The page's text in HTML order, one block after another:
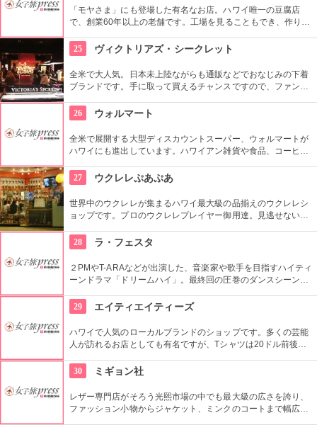
「モヤさま」にも登場した有名なお店。ハワイ唯一の豆腐店
で、創業60年以上の老舗です。工場を見ることもでき、作りた
品で、パイナップル味やイチゴ味、チョコレート味などもあ
り、一度試してみたいですね。
25 ヴィクトリアズ・シークレット
全米で大人気。日本未上陸ながらも通販などでおなじみの下着
ブランドです。手に取って買えるチャンスですので、ファンの
チェックしてみたいですね。日本の下着のように、お手ごろ価
格で買えそうです。
26 ウォルマート
全米で展開する大型ディスカウントスーパー、ウォルマートが
ハワイにも進出しています。ハワイアン雑貨や食品、コーヒー
なりそうなもの、便利なもの、楽しいものがたくさん買えます
よ。
27 ウクレレぷあぷあ
世界中のウクレレが集まるハワイ最大級の品揃えのウクレレシ
ョップです。プロのウクレレプレイヤー御用達。見逃せないの
なるまで教えてくれるなんて、かなり太っ腹じゃないですか。
28 ラ・フェスタ
２PMやT-ARAなどが出演した、音楽家や歌手を目指すハイティ
ーンドラマ「ドリームハイ」。最終回の圧巻のダンスシーンが
でした。ロケ地堪能だけでなく、お買い物も楽しめます。ソウ
ルから1時間弱。
29 エイティエイティーズ
ハワイで人気のローカルブランドのショップです。多くの芸能
人が訪れるお店としても有名ですが、Tシャツは20ドル前後と
とても多いです。「いいな」と思ったら迷わず買いで！
30 ミギョン社
レザー専門店がそろう光熙市場の中でも最大級の広さを誇り、
ファッション小物からジャケット、ミンクのコートまで幅広い